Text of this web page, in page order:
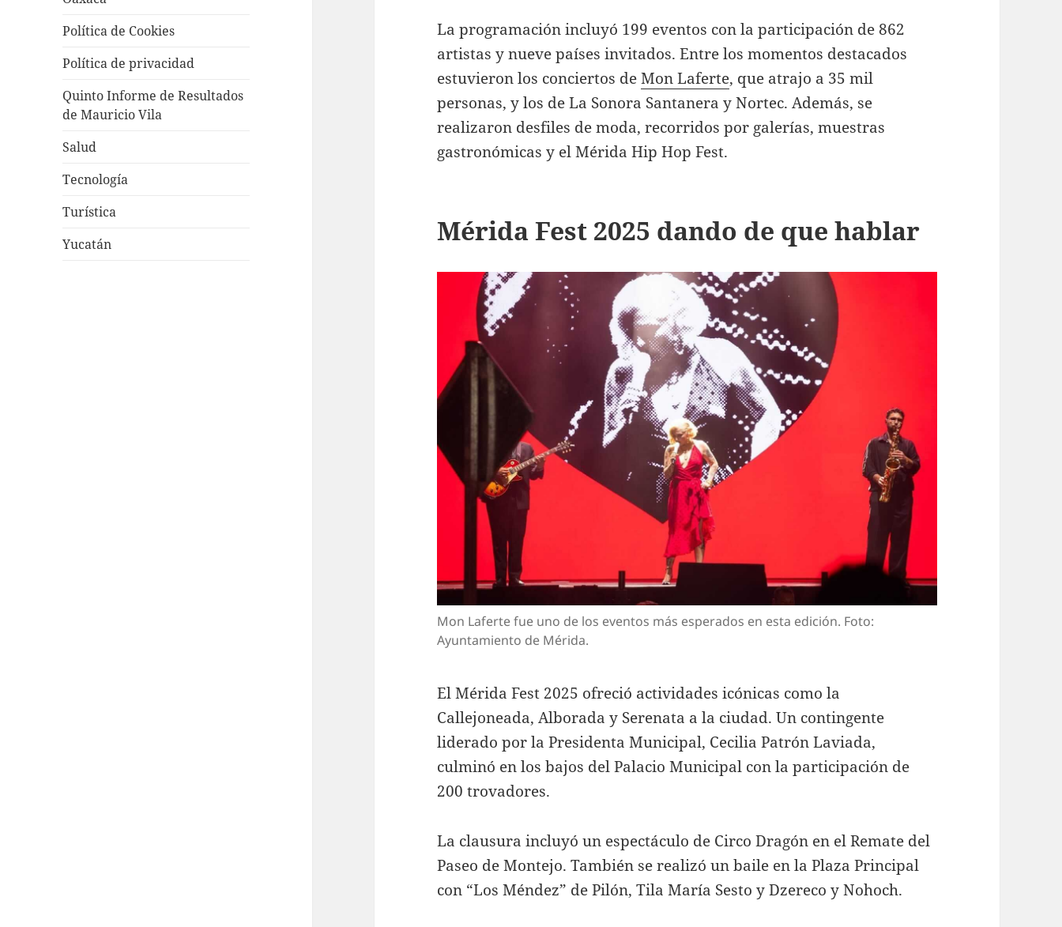
Política de Cookies
Política de privacidad
Quinto Informe de Resultados
de Mauricio Vila
Salud
Tecnología
Turística
Yucatán
La programación incluyó 199 eventos con la participación de 862
artistas y nueve países invitados. Entre los momentos destacados
estuvieron los conciertos deMon Laferte, que atrajo a 35 mil
personas, y los de La Sonora Santanera y Nortec. Además, se
realizaron desfiles de moda, recorridos por galerías, muestras
gastronómicas y el Mérida Hip Hop Fest.
Mérida Fest 2025 dando de que hablar
Mon Laferte fue uno de los eventos más esperados en esta edición. Foto:
Ayuntamiento de Mérida.
El Mérida Fest 2025 ofreció actividades icónicas como la
Callejoneada, Alborada y Serenata a la ciudad. Un contingente
liderado por la Presidenta Municipal, Cecilia Patrón Laviada,
culminó en los bajos del Palacio Municipal con la participación de
200 trovadores.
La clausura incluyó un espectáculo de Circo Dragón en el Remate del
Paseo de Montejo. También se realizó un baile en la Plaza Principal
con “Los Méndez” de Pilón, Tila María Sesto y Dzereco y Nohoch.